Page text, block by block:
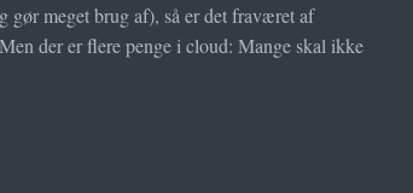
gør meget brug af), så er det fraværet af
der er flere penge i cloud: Mange skal ikke